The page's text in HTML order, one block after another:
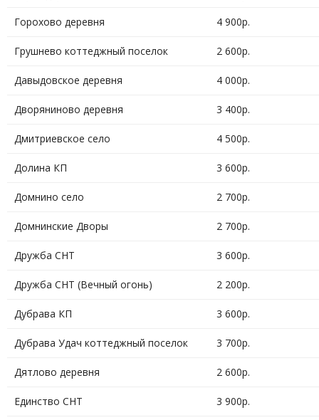
Горохово деревня 4 900р.
Грушнево коттеджный поселок 2 600р.
Давыдовское деревня 4 000р.
Дворяниново деревня 3 400р.
Дмитриевское село 4 500р.
Долина КП 3 600р.
Домнино село 2 700р.
Домнинские Дворы 2 700р.
Дружба СНТ 3 600р.
Дружба СНТ (Вечный огонь) 2 200р.
Дубрава КП 3 600р.
Дубрава Удач коттеджный поселок 3 700р.
Дятлово деревня 2 600р.
Единство СНТ 3 900р.